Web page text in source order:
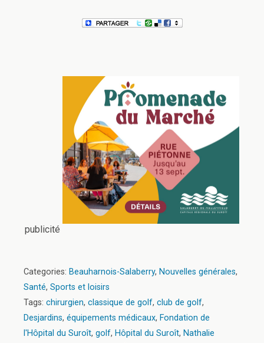
publicité
Categories: Beauharnois-Salaberry, Nouvelles générales,
Santé, Sports et loisirs
Tags: chirurgien, classique de golf, club de golf,
Desjardins, équipements médicaux, Fondation de
l'Hôpital du Suroît, golf, Hôpital du Suroît, Nathalie